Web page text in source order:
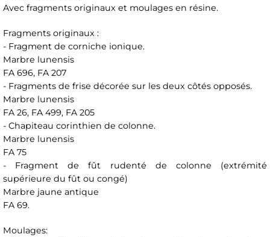
Avec fragments originaux et moulages en résine.
Fragments originaux :
- Fragment de corniche ionique.
Marbre lunensis
FA 696, FA 207
- Fragments de frise décorée sur les deux côtés opposés.
Marbre lunensis
FA 26, FA 499, FA 205
- Chapiteau corinthien de colonne.
Marbre lunensis
FA 75
- Fragment de fût rudenté de colonne (extrémité
supérieure du fût ou congé)
Marbre jaune antique
FA 69.
Moulages: